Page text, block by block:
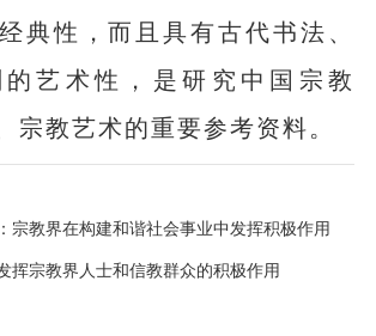
典性，而且具有古代书法、
艺术性，是研究中国宗教
宗教艺术的重要参考资料。
宗教界在构建和谐社会事业中发挥积极作用
挥宗教界人士和信教群众的积极作用